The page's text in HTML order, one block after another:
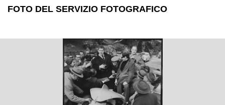
FOTO DEL SERVIZIO FOTOGRAFICO